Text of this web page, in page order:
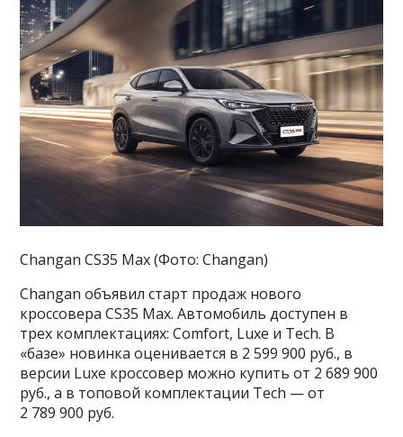
Changan CS35 Max (Фото: Changan)
Changan объявил старт продаж нового
кроссовера CS35 Max. Автомобиль доступен в
трех комплектациях: Comfort, Luxe и Tech. В
«базе» новинка оценивается в 2 599 900 руб., в
версии Luxe кроссовер можно купить от 2 689 900
руб., а в топовой комплектации Tech — от
2 789 900 руб.